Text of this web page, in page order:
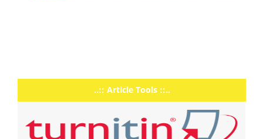
..:: Article Tools ::..